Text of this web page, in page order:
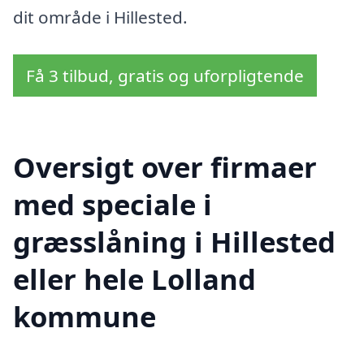
dit område i Hillested.
Få 3 tilbud, gratis og uforpligtende
Oversigt over firmaer
med speciale i
græsslåning i Hillested
eller hele Lolland
kommune